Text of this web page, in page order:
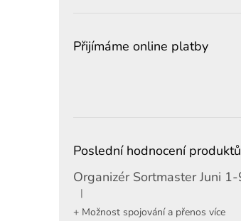
Přijímáme online platby
Poslední hodnocení produktů
Hodnocení produktu je 5 z 5 hvězdiček.
|
+ Možnost spojování a přenos více